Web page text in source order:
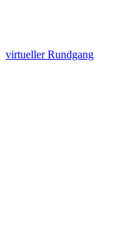
virtueller Rundgang